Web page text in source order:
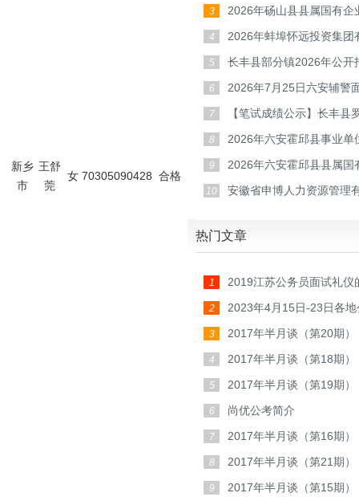
新乡
市
王舒
莞
女 70305090428 合格
和专
3
2026年砀山县县属国有企
公告
4
2026年蚌埠怀远投资集团
人公
5
长丰县部分镇2026年公开
后备
6 2026年7月25日六安辅警
7
【笔试成绩公示】长丰县
开招
8 2026年六安霍邱县事业单
9
2026年六安霍邱县县属国
工作
10
安徽省申博人力资源管理
热门文章
1 2019江苏公务员面试礼仪
2
2023年4月15日-23日各
汇总
3 2017年半月谈（第20期）
4 2017年半月谈（第18期）
5 2017年半月谈（第19期）
6 尚优公考简介
7 2017年半月谈（第16期）
8 2017年半月谈（第21期）
9 2017年半月谈（第15期）